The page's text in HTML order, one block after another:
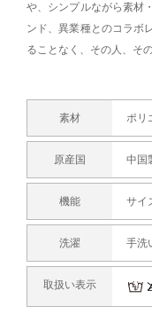
や、シンプルながら素材
ンド、異業種とのコラボ
ることなく、その人、そ
素材 ポリ
原産国 中国
機能 サイ
洗濯 手洗
取扱い表示